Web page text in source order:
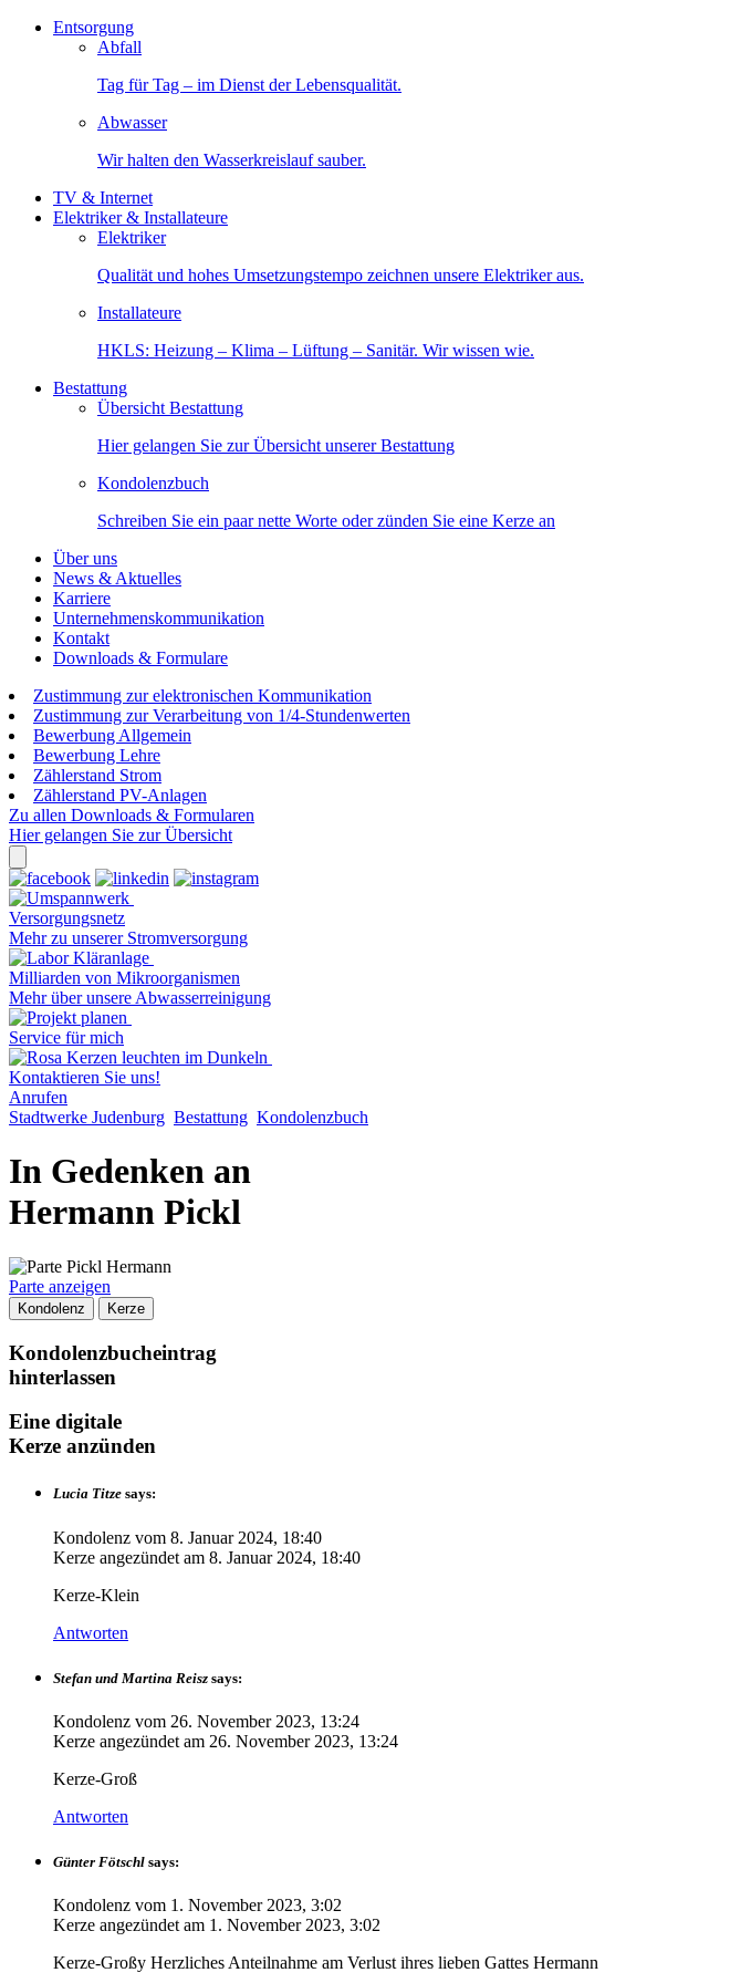
Entsorgung
Abfall
Tag für Tag – im Dienst der Lebensqualität.
Abwasser
Wir halten den Wasserkreislauf sauber.
TV & Internet
Elektriker & Installateure
Elektriker
Qualität und hohes Umsetzungstempo zeichnen unsere Elektriker aus.
Installateure
HKLS: Heizung – Klima – Lüftung – Sanitär. Wir wissen wie.
Bestattung
Übersicht Bestattung
Hier gelangen Sie zur Übersicht unserer Bestattung
Kondolenzbuch
Schreiben Sie ein paar nette Worte oder zünden Sie eine Kerze an
Über uns
News & Aktuelles
Karriere
Unternehmenskommunikation
Kontakt
Downloads & Formulare
Zustimmung zur elektronischen Kommunikation
Zustimmung zur Verarbeitung von 1/4-Stundenwerten
Bewerbung Allgemein
Bewerbung Lehre
Zählerstand Strom
Zählerstand PV-Anlagen
Zu allen Downloads & Formularen
Hier gelangen Sie zur Übersicht
Versorgungsnetz
Mehr zu unserer Stromversorgung
Milliarden von Mikroorganismen
Mehr über unsere Abwasserreinigung
Service für mich
Kontaktieren Sie uns!
Anrufen
Stadtwerke Judenburg Bestattung Kondolenzbuch
In Gedenken an
Hermann Pickl
Parte anzeigen
Kondolenz Kerze
Kondolenzbucheintrag
hinterlassen
Eine digitale
Kerze anzünden
Lucia Titze says:
Kondolenz vom 8. Januar 2024, 18:40
Kerze angezündet am 8. Januar 2024, 18:40
Kerze-Klein
Antworten
Stefan und Martina Reisz says:
Kondolenz vom 26. November 2023, 13:24
Kerze angezündet am 26. November 2023, 13:24
Kerze-Groß
Antworten
Günter Fötschl says:
Kondolenz vom 1. November 2023, 3:02
Kerze angezündet am 1. November 2023, 3:02
Kerze-Großy Herzliches Anteilnahme am Verlust ihres lieben Gattes Hermann